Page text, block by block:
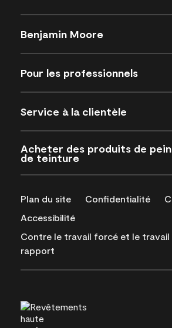
Benjamin Moore
Pour les professionnels
Service à la clientèle
Acheter des produits de
de teinture
Plan du site Confidentialité
Accessibilité
Contre le travail forcé et le travail
rapport